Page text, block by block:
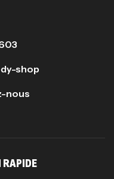
shop
nous
RAPIDE